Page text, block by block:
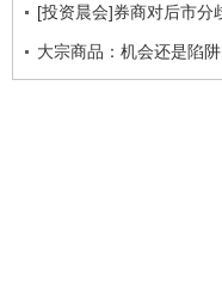
[投资晨会]券商对后市分
大宗商品：机会还是陷阱